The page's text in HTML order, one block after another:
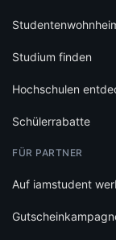
Studium finden
Hochschulen
Schülerrabatte
FÜR PARTNER
Auf iamstudent